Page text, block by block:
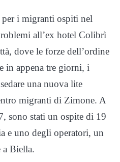
i migranti ospiti nel
all’ex hotel Colibrì
dove le forze dell’ordine
in appena tre giorni, i
una nuova lite
migranti di Zimone. A
sono stati un ospite di 19
e uno degli operatori, un
Biella.